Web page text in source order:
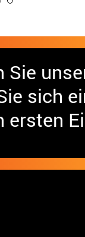
Sie
sich
ersten